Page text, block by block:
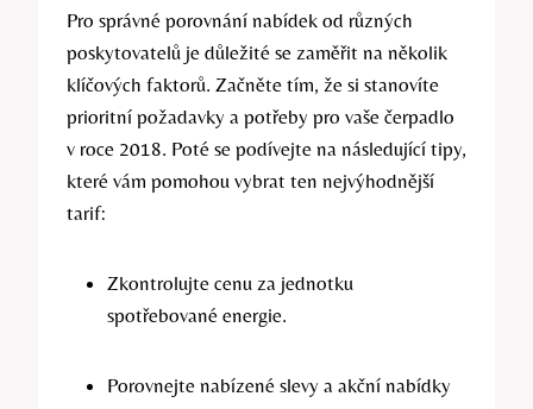
Pro správné porovnání nabídek od různých
poskytovatelů je důležité se zaměřit na několik
klíčových faktorů. Začněte tím, že si stanovíte
prioritní požadavky a potřeby pro vaše čerpadlo
v roce 2018. Poté se podívejte na následující tipy,
které vám pomohou vybrat ten nejvýhodnější
tarif:
Zkontrolujte cenu za jednotku
spotřebované energie.
Porovnejte nabízené slevy a akční nabídky